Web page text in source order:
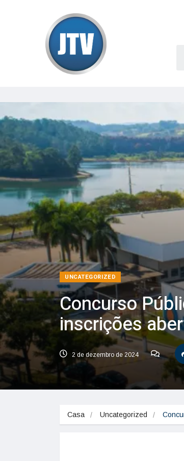
UNCATEGORIZED
Concurso
inscrições
2 de dezembro de 2024
Casa Uncategorized